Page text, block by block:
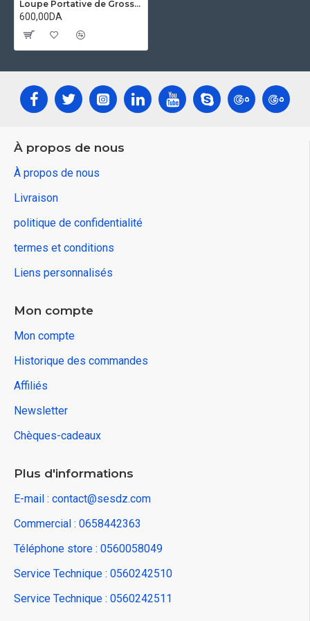
Loupe Portative de Grossissement X6 GSFixtop 60702
600,00DA
À propos de nous
À propos de nous
Livraison
politique de confidentialité
termes et conditions
Liens personnalisés
Mon compte
Mon compte
Historique des commandes
Affiliés
Newsletter
Chèques-cadeaux
Plus d'informations
E-mail : contact@sesdz.com
Commercial : 0658442363
Téléphone store : 0560058049
Service Technique : 0560242510
Service Technique : 0560242511